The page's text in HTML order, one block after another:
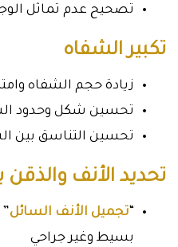
تصحيح عدم تماثل
تكبير الشفاه
زيادة حجم الشفاه
تحسين شكل وحدود
تحسين التناسق بين
تحديد الأنف
“تجميل الأنف السائل
بسيط وغير جراحي